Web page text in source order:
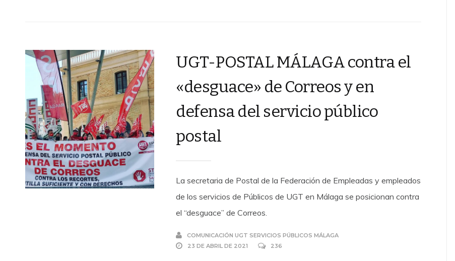
UGT-POSTAL MÁLAGA contra el
«desguace» de Correos y en
defensa del servicio público
postal
La secretaria de Postal de la Federación de Empleadas y empleados
de los servicios de Públicos de UGT en Málaga se posicionan contra
el “desguace” de Correos.
COMUNICACIÓN UGT SERVICIOS PÚBLICOS MÁLAGA
23 DE ABRIL DE 2021
236